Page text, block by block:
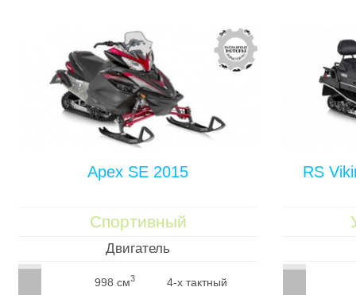
Apex SE 2015
Спортивный
Двигатель
998 см3 4-х тактный
RS